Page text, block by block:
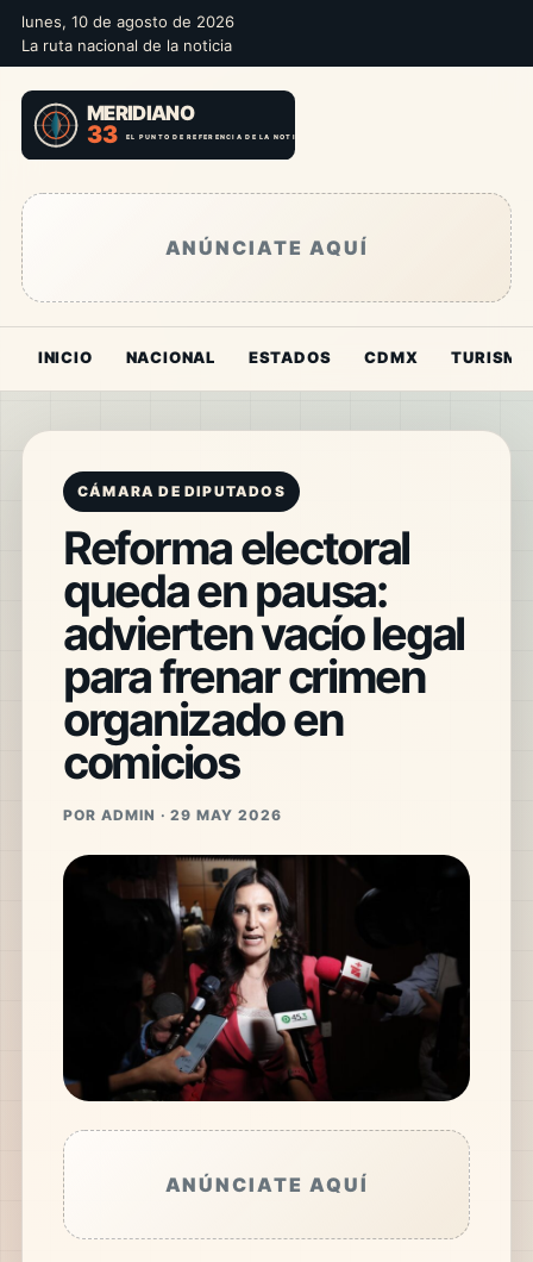
lunes, 10 de agosto de 2026
La ruta nacional de la noticia
ANÚNCIATE AQUÍ
INICIO NACIONAL ESTADOS CDMX TURISMO
CÁMARA DE DIPUTADOS
Reforma electoral
queda en pausa:
advierten vacío legal
para frenar crimen
organizado en
comicios
POR ADMIN · 29 MAY 2026
ANÚNCIATE AQUÍ